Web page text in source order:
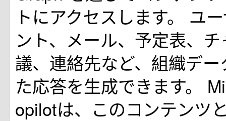
トにアクセスします。 ユ
ント、メール、予定表、
議、連絡先など、組織デ
た応答を生成できます。
opilotは、このコンテンツ